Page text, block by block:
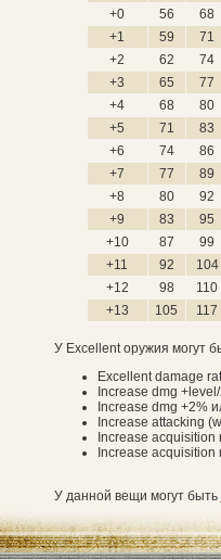
+0
56
68
+1
59
71
+2
62
74
+3
65
77
+4
68
80
+5
71
83
+6
74
86
+7
77
89
+8
80
92
+9
83
95
+10
87
99
+11
92
104
+12
98
110
+13
105 117
У Excellent оружия могут
Excellent damage
Increase dmg
Increase dmg +2%
Increase attacking
Increase acquisition
Increase
У данной вещи могут быть